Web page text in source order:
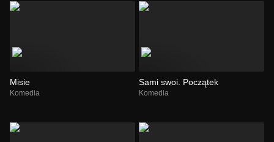
Misie
Komedia
Sami swoi. Początek
Komedia